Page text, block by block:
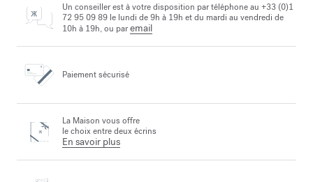
Un conseiller est à votre disposition par téléphone au +33 (0)1
72 95 09 89 le lundi de 9h à 19h et du mardi au vendredi de
10h à 19h, ou paremail
Paiement sécurisé
La Maison vous offre
le choix entre deux écrins
En savoir plus